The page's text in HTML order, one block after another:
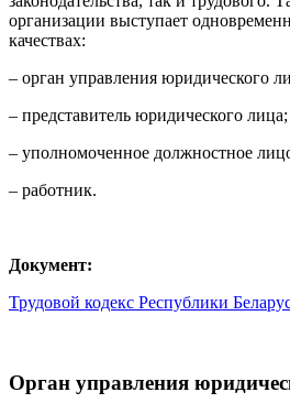
организации выступает
качествах:
– орган управления юридического
– представитель юридического лица;
– уполномоченное должностное
– работник.
Документ:
Трудовой кодекс Республики
Орган управления